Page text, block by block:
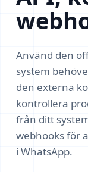
Använd den
system
den externa
kontrollera
från ditt
webhooks för
i WhatsApp.